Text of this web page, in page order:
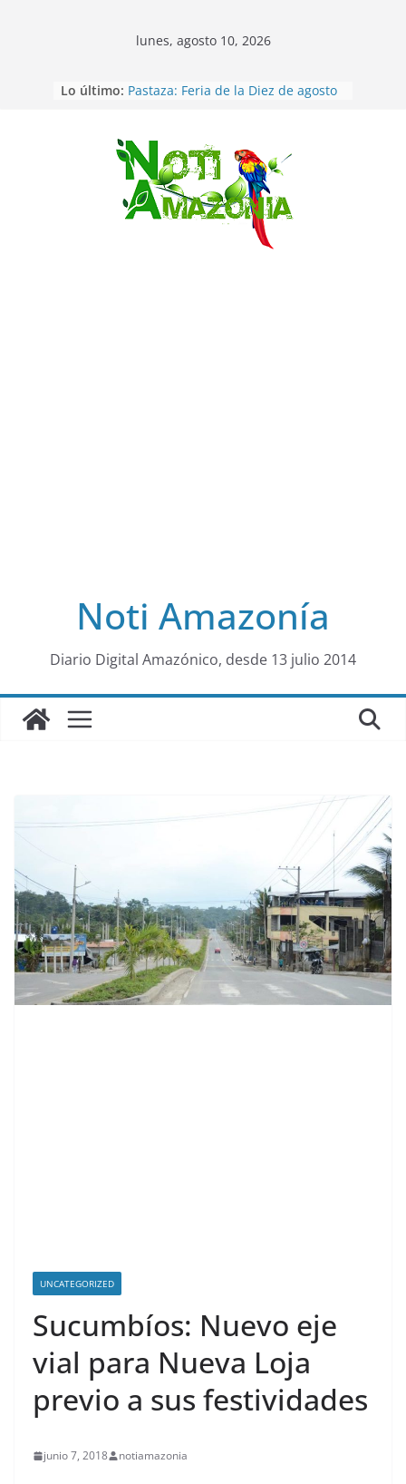
Saltar
al
lunes, agosto 10, 2026
Lo último: en fosas comunes en Pucará
edición 2026 (video)
Pastaza: Fiscal no emite cargos
contra hombre de 50años que
mantenía relacion de «noviazgo»
con una menor de10 años en
Napo: presunto sicariato en cantón
Noti Amazonía
Diario Digital Amazónico, desde 13 julio 2014
UNCATEGORIZED
Sucumbíos: Nuevo eje
vial para Nueva Loja
previo a sus festividades
junio 7, 2018 notiamazonia